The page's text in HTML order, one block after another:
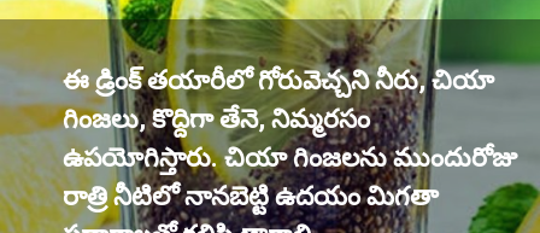
ఈ డ్రింక్ తయారీలో గోరువెచ్చని నీరు, చియా
గింజలు, కొద్దిగా తేనె, నిమ్మరసం
ఉపయోగిస్తారు. చియా గింజలను ముందురోజు
రాత్రి నీటిలో నానబెట్టి ఉదయం మిగతా